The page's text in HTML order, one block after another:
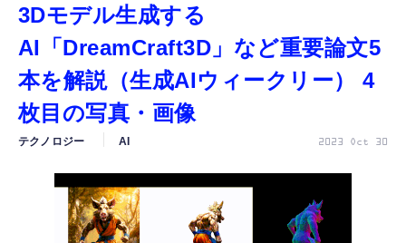
ガジェット
ゲーム
3Dモデル生成する
AI「DreamCraft3D」など重要論文5
本を解説（生成AIウィークリー） 4
枚目の写真・画像
テクノロジー AI 2023 Oct 30